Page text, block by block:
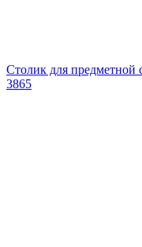
Столик для предметной
3865